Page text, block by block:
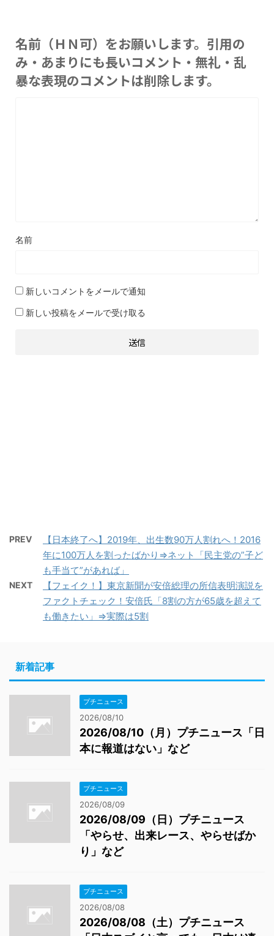
名前（ＨＮ可）をお願いします。引用の
み・あまりにも長いコメント・無礼・乱
暴な表現のコメントは削除します。
名前
新しいコメントをメールで通知
新しい投稿をメールで受け取る
PREV
【日本終了へ】2019年、出生数90万人割れへ！2016
年に100万人を割ったばかり⇒ネット「民主党の”子ど
も手当て”があれば」
NEXT
【フェイク！】東京新聞が安倍総理の所信表明演説を
ファクトチェック！安倍氏「8割の方が65歳を超えて
も働きたい」⇒実際は5割
新着記事
プチニュース
2026/08/10
2026/08/10（月）プチニュース「日
本に報道はない」など
プチニュース
2026/08/09
2026/08/09（日）プチニュース
「やらせ、出来レース、やらせばか
り」など
プチニュース
2026/08/08
2026/08/08（土）プチニュース